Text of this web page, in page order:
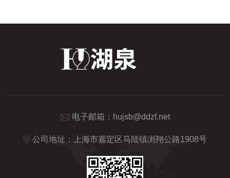
电子邮箱： hujsb@ddzf.net
公司地址：上海市嘉定区马陆镇浏翔公路1908号